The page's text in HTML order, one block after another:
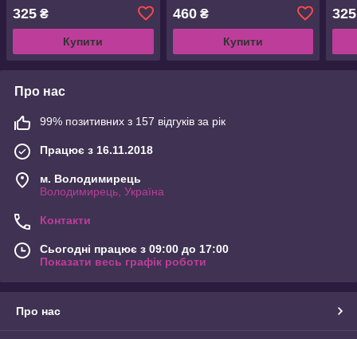
День вчителя, День
народження
325 ₴
Купити
народження тату, брату,
другу, колезі, шефу
460₴
Купити
325
Про нас
99% позитивних з 157 відгуків за рік
Працює з 16.11.2018
м. Володимирець
Володимирець, Україна
Контакти
Сьогодні працює з 09:00 до 17:00
Показати весь графік роботи
Про нас